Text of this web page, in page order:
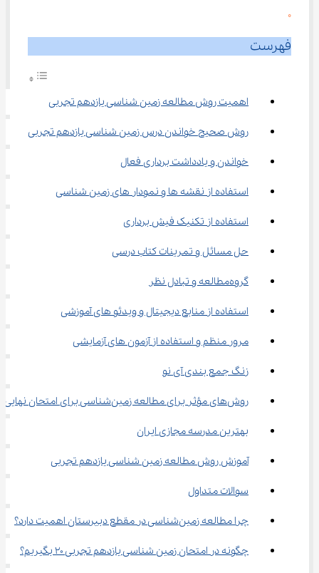
0
فهرست
اهمیت روش مطالعه زمین شناسی یازدهم تجربی
روش صحیح خواندن درس زمین شناسی یازدهم تجربی
خواندن و یادداشت ‌برداری فعال
استفاده از نقشه ‌ها و نمودار های زمین‌ شناسی
استفاده از تکنیک فیش ‌برداری
حل مسائل و تمرینات کتاب درسی
گروه‌مطالعه و تبادل نظر
استفاده از منابع دیجیتال و ویدئو های آموزشی
مرور منظم و استفاده از آزمون ‌های آزمایشی
زنگ جمع بندی آی نو
روش‌های مؤثر برای مطالعه زمین‌شناسی برای امتحان نهایی
بهترین مدرسه مجازی ایران
آموزش روش مطالعه زمین شناسی یازدهم تجربی
سوالات متداول
چرا مطالعه زمین‌شناسی در مقطع دبیرستان اهمیت دارد؟
چگونه در امتحان زمین شناسی یازدهم تجربی 20 بگیریم؟